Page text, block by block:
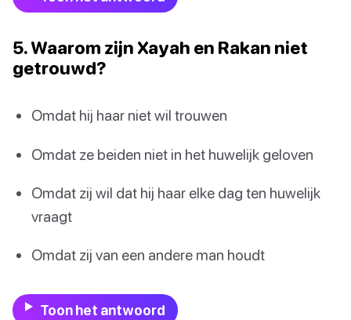
5. Waarom zijn Xayah en Rakan niet
getrouwd?
Omdat hij haar niet wil trouwen
Omdat ze beiden niet in het huwelijk geloven
Omdat zij wil dat hij haar elke dag ten huwelijk
vraagt
Omdat zij van een andere man houdt
Toon het antwoord